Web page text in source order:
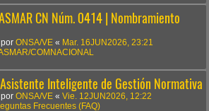
CN Núm. 0414 | Nombramiento
ONSA/VE « Mar. 16JUN2026, 23:21
COMNACIONAL
Asistente Inteligente de Gestión Normativa
ONSA/VE « Vie. 12JUN2026, 12:22
Frecuentes (FAQ)